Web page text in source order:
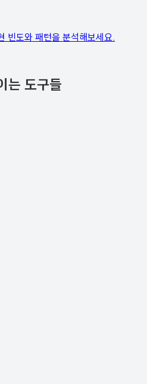
빈도와 패턴을 분석해보세요.
는 도구들